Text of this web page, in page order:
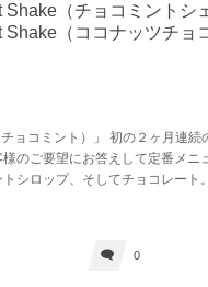
Shake（チョコミントシ
Shake（ココナッツチョ
チョコミント）」 初の２ヶ月連
のご要望にお答えして定番メニ
シロップ、そしてチョコレート
0